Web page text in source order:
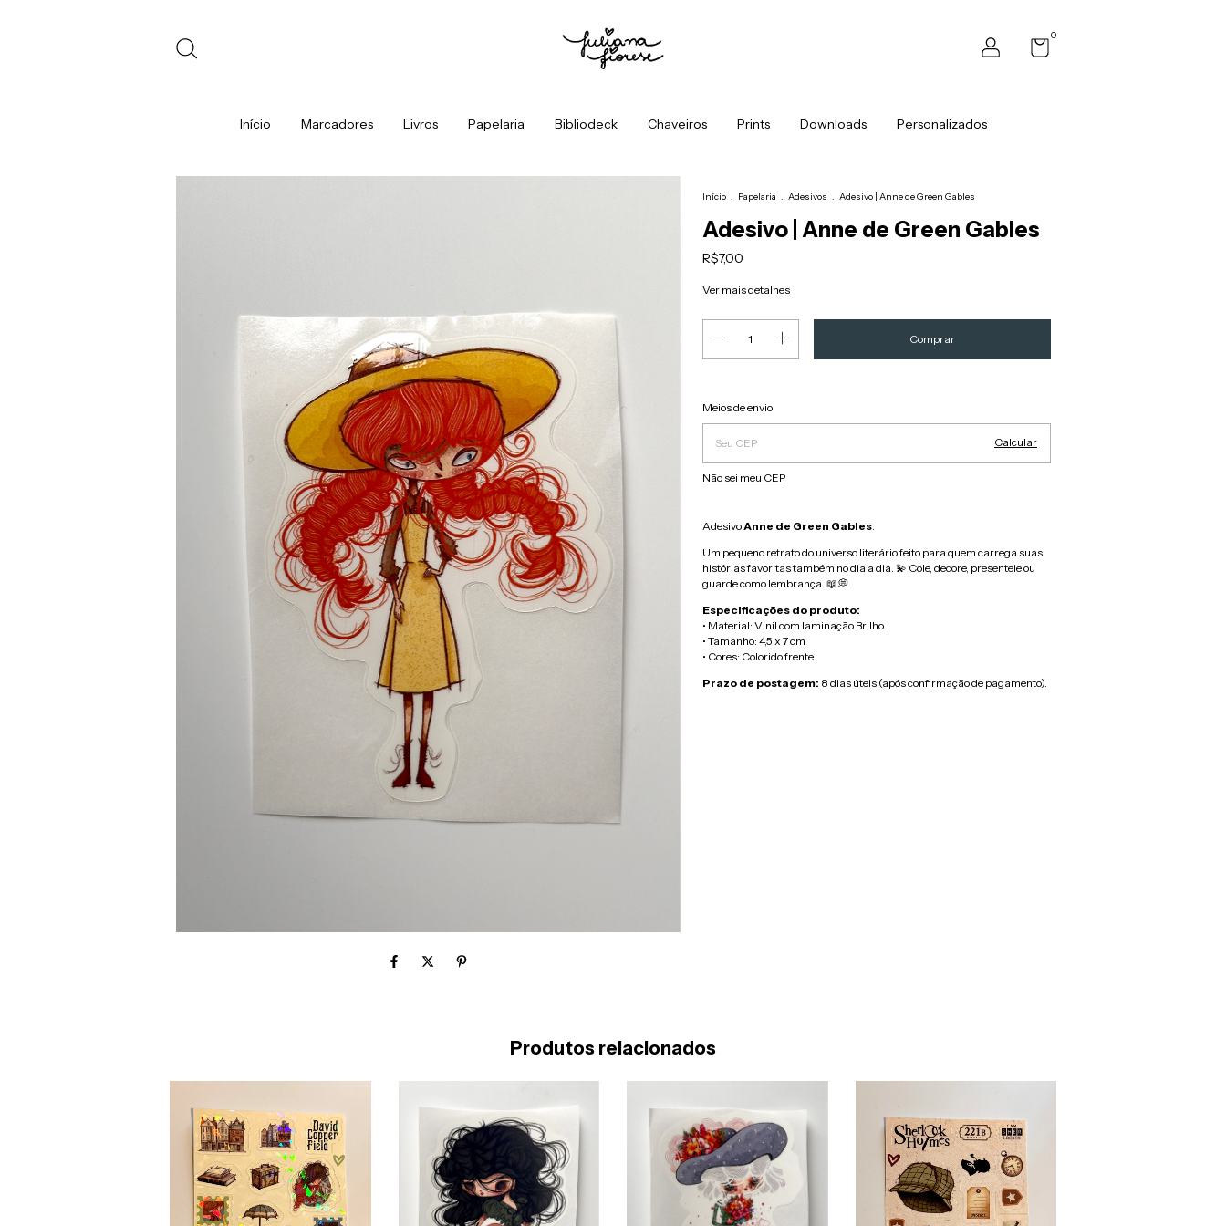
0
Início Marcadores Livros Papelaria Bibliodeck Chaveiros Prints Downloads Personalizados
Início . Papelaria . Adesivos . Adesivo | Anne de Green Gables
Adesivo | Anne de Green Gables
R$7,00
Ver mais detalhes
Entregas para o CEP:
Meios de envio
Calcular
Não sei meu CEP
Adesivo Anne de Green Gables.
Um pequeno retrato do universo literário feito para quem carrega suas
histórias favoritas também no dia a dia. 💫 Cole, decore, presenteie ou
guarde como lembrança. 📖💭
Especificações do produto:
• Material: Vinil com laminação Brilho
• Tamanho: 4,5 x 7 cm
• Cores: Colorido frente
Prazo de postagem: 8 dias úteis (após confirmação de pagamento).
Produtos relacionados